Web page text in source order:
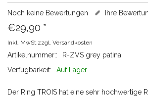
Noch keine Bewertungen Ihre
€29,90 *
Inkl. MwSt.zzgl. Versandkosten
Artikelnummer::
R-ZVS grey patina
Verfügbarkeit:
Auf Lager
Der Ring TROIS hat eine sehr hochwertige